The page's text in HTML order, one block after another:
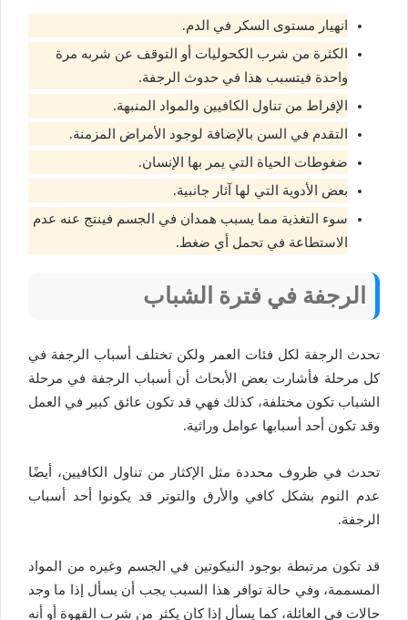
انهيار مستوى السكر في الدم.
الكثرة من شرب الكحوليات أو التوقف عن شربه مرة
واحدة فيتسبب هذا في حدوث الرجفة.
الإفراط من تناول الكافيين والمواد المنبهة.
التقدم في السن بالإضافة لوجود الأمراض المزمنة.
ضغوطات الحياة التي يمر بها الإنسان.
بعض الأدوية التي لها آثار جانبية.
سوء التغذية مما يسبب همدان في الجسم فينتج عنه عدم
الاستطاعة في تحمل أي ضغط.
الرجفة في فترة الشباب
تحدث الرجفة لكل فئات العمر ولكن تختلف أسباب الرجفة في
كل مرحلة فأشارت بعض الأبحاث أن أسباب الرجفة في مرحلة
الشباب تكون مختلفة، كذلك فهي قد تكون عائق كبير في العمل
وقد تكون أحد أسبابها عوامل وراثية.
تحدث في ظروف محددة مثل الإكثار من تناول الكافيين، أيضًا
عدم النوم بشكل كافي والأرق والتوتر قد يكونوا أحد أسباب
الرجفة.
قد تكون مرتبطة بوجود النيكوتين في الجسم وغيره من المواد
المسممة، وفي حالة توافر هذا السبب يجب أن يسأل إذا ما وجد
حالات في العائلة، كما يسأل إذا كان يكثر من شرب القهوة أو أنه